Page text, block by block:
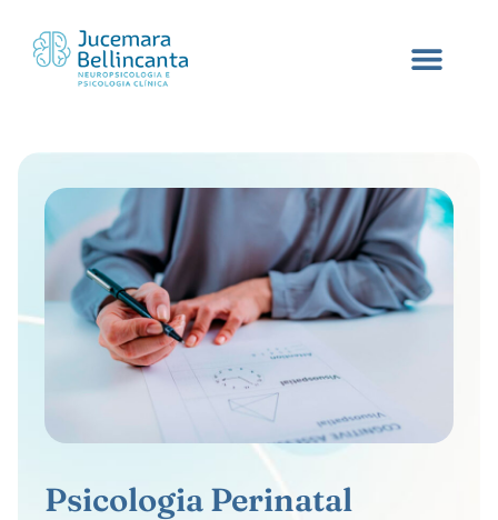
Psicologia Perinatal